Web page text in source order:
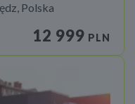
Polska
12 999 PLN